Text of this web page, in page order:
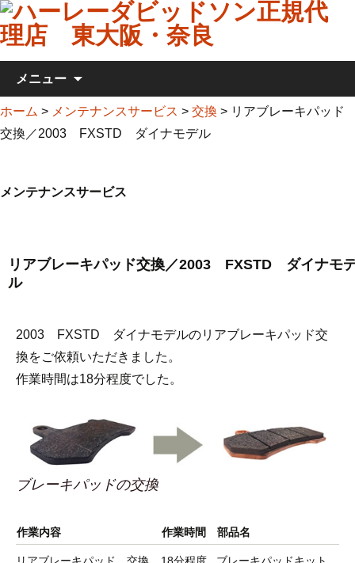
メニュー
ホーム > メンテナンスサービス > 交換 > リアブレーキパッド
交換／2003 FXSTD ダイナモデル
メンテナンスサービス
リアブレーキパッド交換／2003 FXSTD ダイナモ
ル
2003 FXSTD ダイナモデルのリアブレーキパッド交
換をご依頼いただきました。
作業時間は18分程度でした。
ブレーキパッドの交換
作業内容 作業時間 部品名